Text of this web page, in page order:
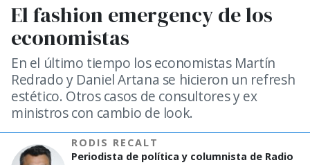
El fashion emergency de los
economistas
En el último tiempo los economistas Martín
Redrado y Daniel Artana se hicieron un refresh
estético. Otros casos de consultores y ex
ministros con cambio de look.
RODIS RECALT
Periodista de política y columnista de Radio